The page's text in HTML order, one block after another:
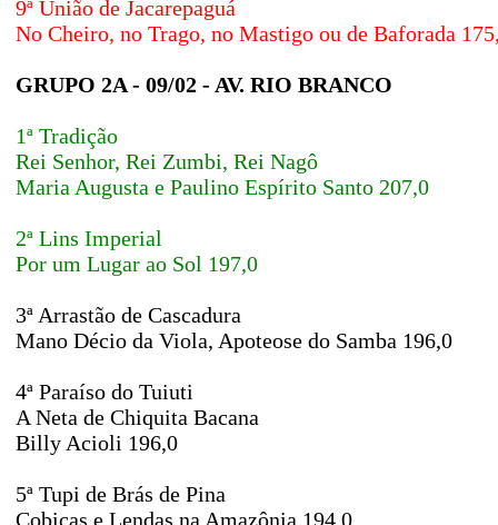
9ª União de Jacarepaguá
No Cheiro, no Trago, no Mastigo ou de Baforada
GRUPO 2A - 09/02 - AV. RIO BRANCO
1ª Tradição
Rei Senhor, Rei Zumbi, Rei Nagô
Maria Augusta e Paulino Espírito Santo 207,0
2ª Lins Imperial
Por um Lugar ao Sol 197,0
3ª Arrastão de Cascadura
Mano Décio da Viola, Apoteose do Samba 196,0
4ª Paraíso do Tuiuti
A Neta de Chiquita Bacana
Billy Acioli 196,0
5ª Tupi de Brás de Pina
Cobiças e Lendas na Amazônia 194,0